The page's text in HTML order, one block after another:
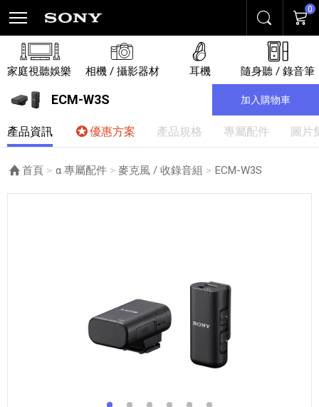
搜尋 購物
0
家庭視聽娛樂 相機 / 攝影器材 耳機 隨身聽 / 錄音筆
ECM-W3S 加入購物車
產品資訊 優惠方案 產品規格 專屬配件 圖片
首頁 α 專屬配件 麥克風 / 收錄音組 目前頁面：
ECM-W3S